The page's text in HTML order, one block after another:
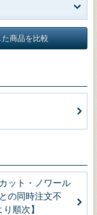
商品を比較
ット・ノワール
の同時注文不
順次】